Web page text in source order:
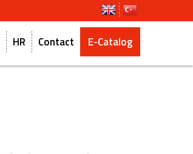
HR Contact E-Catalog